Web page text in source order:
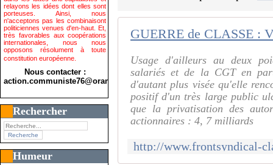
relayons les idées dont elles sont
porteuses. Ainsi, nous
n'acceptons pas les combinaisont
politiciennes venues d'en-haut. Et,
très favorables aux coopérations
internationales, nous nous
opposons résolument à toute
constitution européenne.
Nous contacter :
action.communiste76@orange.fr>
Rechercher
Humeur
Usage d'ailleurs au deux
salariés et de la CGT en
d'autant plus visée qu'elle
positif d'un très large public
que la privatisation des
actionnaires : 4, 7 milliards